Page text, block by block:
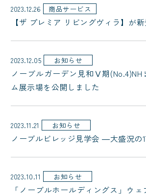
2023.12.26 商品サービス
【ザ プレミア リビングヴィラ】が新
2023.12.05 お知らせ
ノーブルガーデン見和Ⅴ期(No.4)NH
ム展示場を公開しました
2023.11.21 お知らせ
ノーブルビレッジ見学会 ―大盛況の
2023.10.11 お知らせ
「ノーブルホールディングス」ウ